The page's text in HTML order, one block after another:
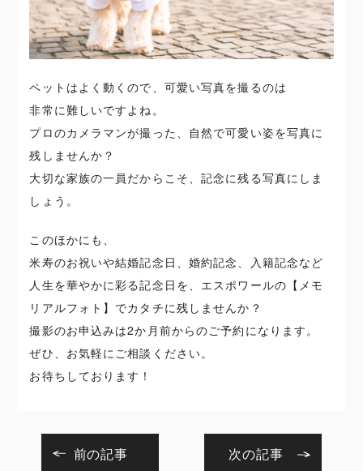
ペットはよく動くので、可愛い写真を撮るのは
非常に難しいですよね。
プロのカメラマンが撮った、自然で可愛い姿を写真に
残しませんか？
大切な家族の一員だからこそ、記念に残る写真にしま
しょう。
このほかにも、
米寿のお祝いや結婚記念日、婚約記念、入籍記念など
人生を華やかに彩る記念日を、エスポワールの【メモ
リアルフォト】でカタチに残しませんか？
撮影のお申込みは2か月前からのご予約になります。
ぜひ、お気軽にご相談ください。
お待ちしております！
前の記事 次の記事